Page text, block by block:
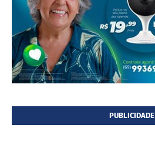
PUBLICIDADE